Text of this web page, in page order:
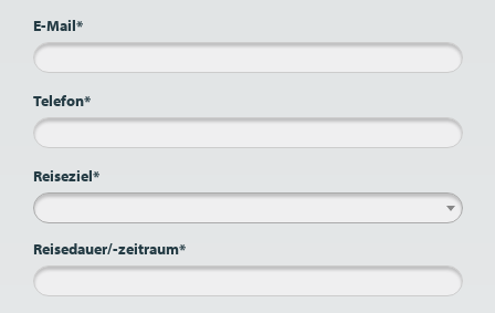
E-Mail*
Telefon*
Reiseziel*
Reisedauer/-zeitraum*